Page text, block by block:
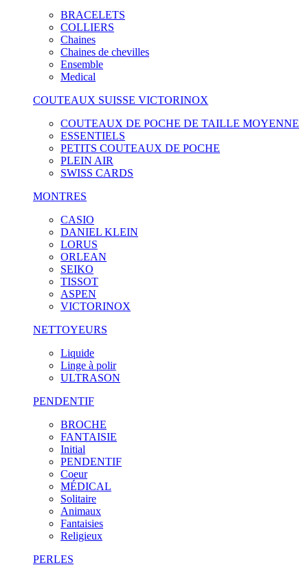
BRACELETS
COLLIERS
Chaines
Chaines de chevilles
Ensemble
Medical
COUTEAUX SUISSE VICTORINOX
COUTEAUX DE POCHE DE TAILLE MOYENNE
ESSENTIELS
PETITS COUTEAUX DE POCHE
PLEIN AIR
SWISS CARDS
MONTRES
CASIO
DANIEL KLEIN
LORUS
ORLEAN
SEIKO
TISSOT
ASPEN
VICTORINOX
NETTOYEURS
Liquide
Linge à polir
ULTRASON
PENDENTIF
BROCHE
FANTAISIE
Initial
PENDENTIF
Coeur
MÉDICAL
Solitaire
Animaux
Fantaisies
Religieux
PERLES